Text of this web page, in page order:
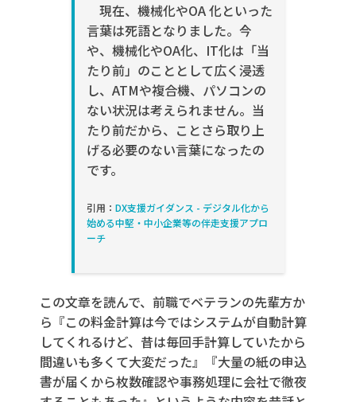
現在、機械化やOA化といった
言葉は死語となりました。今
や、機械化やOA化、 IT化は「当
たり前」のこととして広く浸透
し、 ATMや複合機、パソコンの
ない状況は考えられません。当
たり前だから、ことさら取り上
げる必要のない言葉になったの
です。
引用： DX支援ガイダンス - デジタル化から
始める中堅・中小企業等の伴走支援アプロ
ーチ
この文章を読んで、前職でベテランの先輩方か
ら『この料金計算は今ではシステムが自動計算
してくれるけど、昔は毎回手計算していたから
間違いも多くて大変だった』『大量の紙の申込
書が届くから枚数確認や事務処理に会社で徹夜